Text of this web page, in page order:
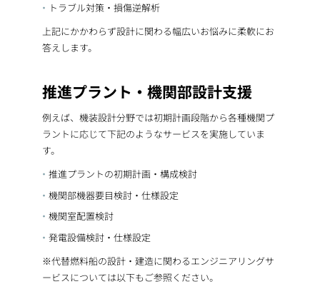
トラブル対策・損傷逆解析
上記にかかわらず設計に関わる幅広いお悩みに柔軟にお
答えします。
推進プラント・機関部設計支援
例えば、機装設計分野では初期計画段階から各種機関プ
ラントに応じて下記のようなサービスを実施していま
す。
推進プラントの初期計画・構成検討
機関部機器要目検討・仕様設定
機関室配置検討
発電設備検討・仕様設定
※代替燃料船の設計・建造に関わるエンジニアリングサ
ービスについては以下もご参照ください。